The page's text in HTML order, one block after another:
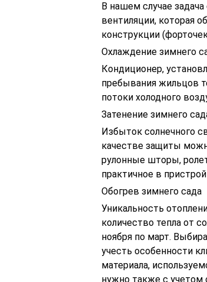
В нашем случае
вентиляции, которая
конструкции
Охлаждение зимнего
Кондиционер,
пребывания жильцов
потоки холодного
Затенение зимнего
Избыток солнечного
качестве защиты
рулонные шторы,
практичное в
Обогрев зимнего сада
Уникальность
количество тепла от
ноября по март.
учесть особенности
материала,
нужно также с учетом